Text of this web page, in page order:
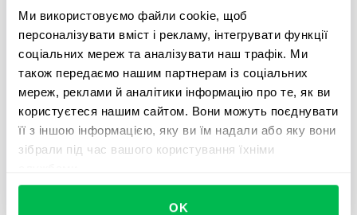
Ми використовуємо файли cookie, щоб
персоналізувати вміст і рекламу, інтегрувати функції
соціальних мереж та аналізувати наш трафік. Ми
також передаємо нашим партнерам із соціальних
мереж, реклами й аналітики інформацію про те, як ви
користуєтеся нашим сайтом. Вони можуть поєднувати
її з іншою інформацією, яку ви їм надали або яку вони
зібрали під час вашого користування їхніми
OK
Підписуйте документи з QES в
PeopleForce завдяки новій інтеграції
Autenti – гайд
Для всіх клієнтів, які використовують
електронний підпис і хочуть прискорити і
спростити документообіг за допомогою
нашим гайдом.